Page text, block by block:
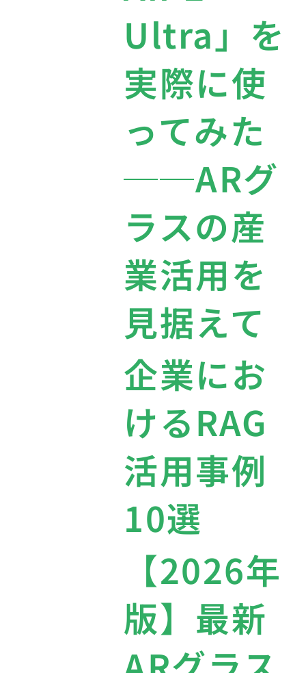
Ultra」を
実際に使
ってみた
──ARグ
ラスの産
業活用を
見据えて
企業にお
けるRAG
活用事例
10選
【2026年
版】最新